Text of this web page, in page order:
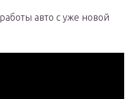
авто с уже новой